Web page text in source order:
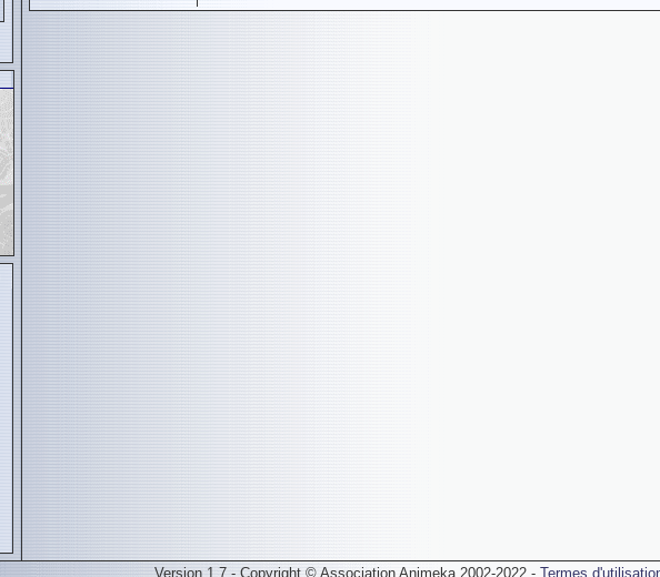
Version 1.7 - Copyright © Association Animeka 2002-2022 - Termes